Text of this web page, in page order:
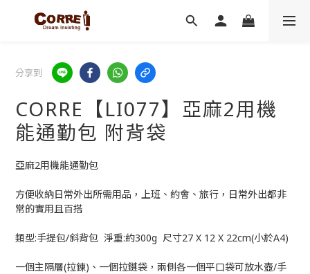
分享到
CORRE【LI077】亞麻2用機
能通勤包 附背袋
亞麻2用機能通勤包
方便收納日常外出所需用品，上班、約會、旅行，日常外出都非
常的實用且百搭
類型:手提包/斜背包  淨重:約300g  尺寸27 X 12 X 22cm(小於A4)
一個主隔層(拉鍊)、一個拉鏈袋，兩側各一個平口袋可放水壺/手